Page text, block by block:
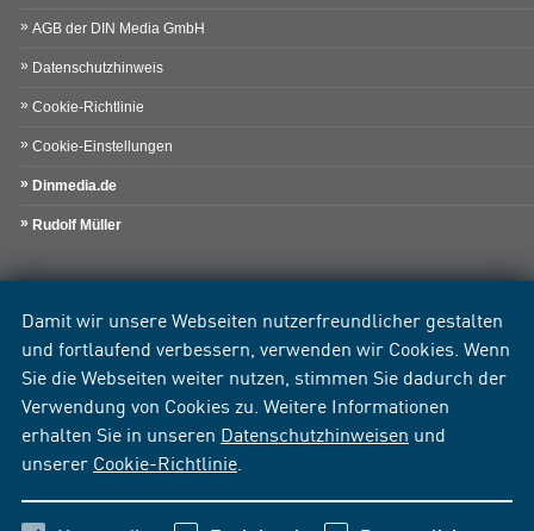
Damit wir unsere Webseiten nutzerfreundlicher gestalten
und fortlaufend verbessern, verwenden wir Cookies. Wenn
Sie die Webseiten weiter nutzen, stimmen Sie dadurch der
Verwendung von Cookies zu. Weitere Informationen
erhalten Sie in unseren Datenschutzhinweisen und
unserer Cookie-Richtlinie
AGB der DIN Media GmbH
Datenschutzhinweis
Cookie-Richtlinie
Cookie-Einstellungen
Dinmedia.de
Rudolf Müller